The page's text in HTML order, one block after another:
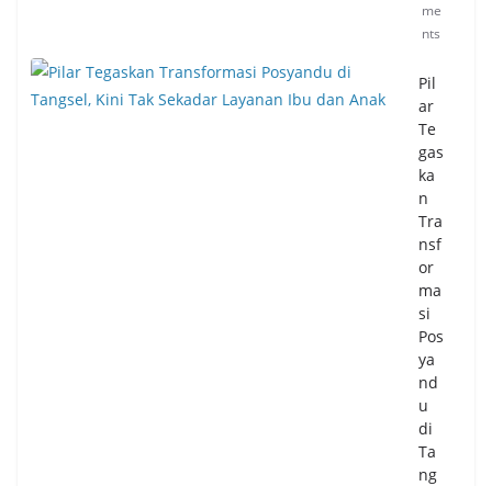
me
nts
Pil
ar
Te
gas
ka
n
Tra
nsf
or
ma
si
Pos
ya
nd
u
di
Ta
ng